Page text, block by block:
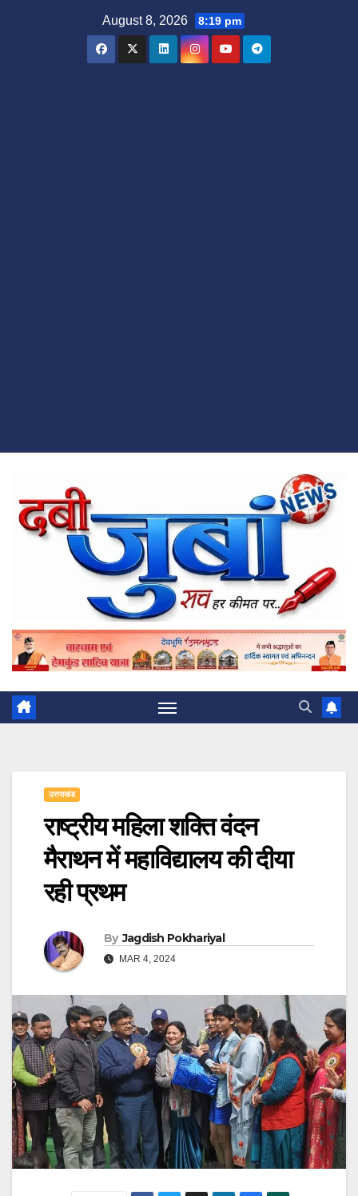
August 8, 2026 8:19 pm
उत्तराखंड
राष्ट्रीय महिला शक्ति वंदन
मैराथन में महाविद्यालय की दीया
रही प्रथम
By Jagdish Pokhariyal
MAR 4, 2024